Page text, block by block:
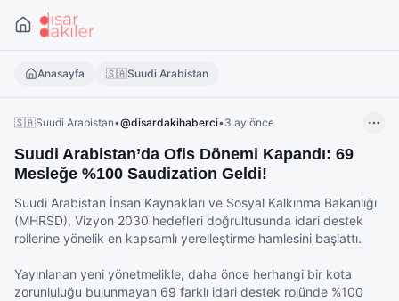
Anasayfa 🇸🇦Suudi Arabistan
🇸🇦Suudi Arabistan•@disardakihaberci•3 ay önce
Suudi Arabistan’da Ofis Dönemi Kapandı: 69
Mesleğe %100 Saudization Geldi!
Suudi Arabistan İnsan Kaynakları ve Sosyal Kalkınma Bakanlığı
(MHRSD), Vizyon 2030 hedefleri doğrultusunda idari destek
rollerine yönelik en kapsamlı yerelleştirme hamlesini başlattı.
Yayınlanan yeni yönetmelikle, daha önce herhangi bir kota
zorunluluğu bulunmayan 69 farklı idari destek rolünde %100